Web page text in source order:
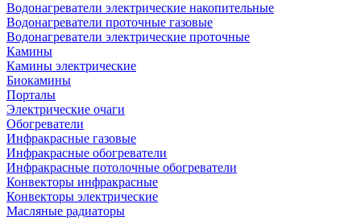
Водонагреватели электрические накопительные
Водонагреватели проточные газовые
Водонагреватели электрические проточные
Камины
Камины электрические
Биокамины
Порталы
Электрические очаги
Обогреватели
Инфракрасные газовые
Инфракрасные обогреватели
Инфракрасные потолочные обогреватели
Конвекторы инфракрасные
Конвекторы электрические
Масляные радиаторы